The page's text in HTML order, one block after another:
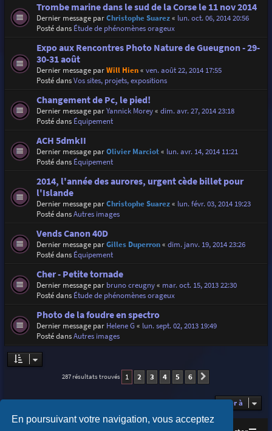
En poursuivant votre navigation, vous acceptez
Trombe marine dans le sud de la Corse le 11 nov 2014
Dernier message parChristophe Suarez« lun. oct. 06, 2014 20:56
Posté dans Étude de phénomènes orageux
Expo aux Rencontres Photo Nature de Gueugnon - 29-
30-31 août
Dernier message parWill Hien« ven. août 22, 2014 17:55
Posté dansVos sites, projets, expositions
Changement de Pc, le pied!
Dernier message parYannick Morey« dim. avr. 27, 2014 23:18
Posté dans Équipement
ACH 5dmkII
Dernier message parOlivier Marciot« lun. avr. 14, 2014 11:21
Posté dans Équipement
2014, l'année des aurores, urgent cède billet pour
l'Islande
Dernier message parChristophe Suarez« lun. févr. 03, 2014 19:23
Posté dansAutres images
Vends Canon 40D
Dernier message parGilles Duperron« dim. janv. 19, 2014 23:26
Posté dans Équipement
Cher - Petite tornade
Dernier message par bruno creugny« mar. oct. 15, 2013 22:30
Posté dans Étude de phénomènes orageux
Photo de la foudre en spectro
Dernier message par Helene G« lun. sept. 02, 2013 19:49
Posté dansAutres images
287 résultats trouvés 1 2 3 4 5 6
Aller à